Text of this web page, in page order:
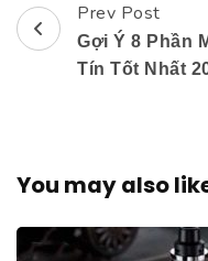
Post
Navigation
Prev Post
Gợi Ý 8 Phần
Tín Tốt Nhất
You may also